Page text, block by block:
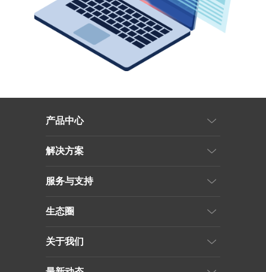
产品中心
解决方案
服务与支持
生态圈
关于我们